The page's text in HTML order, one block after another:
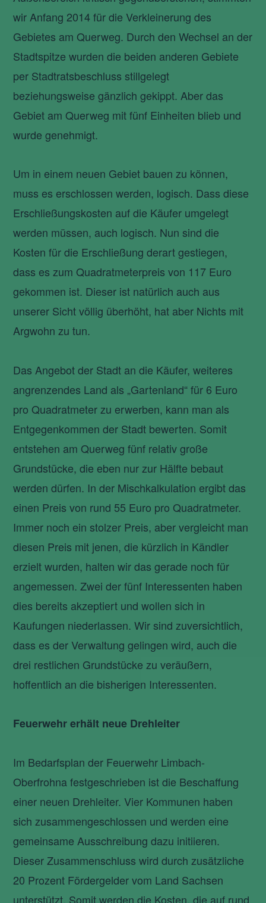
wir Anfang 2014 für die Verkleinerung des
Gebietes am Querweg. Durch den Wechsel an der
Stadtspitze wurden die beiden anderen Gebiete
per Stadtratsbeschluss stillgelegt
beziehungsweise gänzlich gekippt. Aber das
Gebiet am Querweg mit fünf Einheiten blieb und
wurde genehmigt.
Um in einem neuen Gebiet bauen zu können,
muss es erschlossen werden, logisch. Dass diese
Erschließungskosten auf die Käufer umgelegt
werden müssen, auch logisch. Nun sind die
Kosten für die Erschließung derart gestiegen,
dass es zum Quadratmeterpreis von 117 Euro
gekommen ist. Dieser ist natürlich auch aus
unserer Sicht völlig überhöht, hat aber Nichts mit
Argwohn zu tun.
Das Angebot der Stadt an die Käufer, weiteres
angrenzendes Land als „Gartenland“ für 6 Euro
pro Quadratmeter zu erwerben, kann man als
Entgegenkommen der Stadt bewerten. Somit
entstehen am Querweg fünf relativ große
Grundstücke, die eben nur zur Hälfte bebaut
werden dürfen. In der Mischkalkulation ergibt das
einen Preis von rund 55 Euro pro Quadratmeter.
Immer noch ein stolzer Preis, aber vergleicht man
diesen Preis mit jenen, die kürzlich in Kändler
erzielt wurden, halten wir das gerade noch für
angemessen. Zwei der fünf Interessenten haben
dies bereits akzeptiert und wollen sich in
Kaufungen niederlassen. Wir sind zuversichtlich,
dass es der Verwaltung gelingen wird, auch die
drei restlichen Grundstücke zu veräußern,
hoffentlich an die bisherigen Interessenten.
Feuerwehr erhält neue Drehleiter
Im Bedarfsplan der Feuerwehr Limbach-
Oberfrohna festgeschrieben ist die Beschaffung
einer neuen Drehleiter. Vier Kommunen haben
sich zusammengeschlossen und werden eine
gemeinsame Ausschreibung dazu initiieren.
Dieser Zusammenschluss wird durch zusätzliche
20 Prozent Fördergelder vom Land Sachsen
unterstützt. Somit werden die Kosten, die auf rund